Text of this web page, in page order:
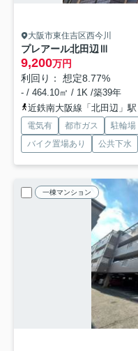
大阪市東住吉区西今川
プレアール北田辺Ⅲ
9,200万円
利回り： 想定8.77%
- / 464.10㎡ / 1K /築39年
近鉄南大阪線「北田辺」
電気有 都市ガス 駐輪場
バイク置場あり
公共下水
一棟マンション